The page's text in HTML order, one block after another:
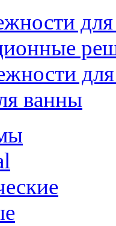
для
ванны